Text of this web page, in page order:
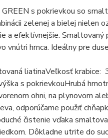
GREEN s pokrievkou so
zelenej a bielej nielen
a efektívnejšie. Smaltovaný
vnútri hrnca. Ideálny pre
liatinaVeľkosť krabice:
s pokrievkouHrubá
ohni, na plynovom
odporúčame použiť
čistenie vďaka
Dôkladne utrite do